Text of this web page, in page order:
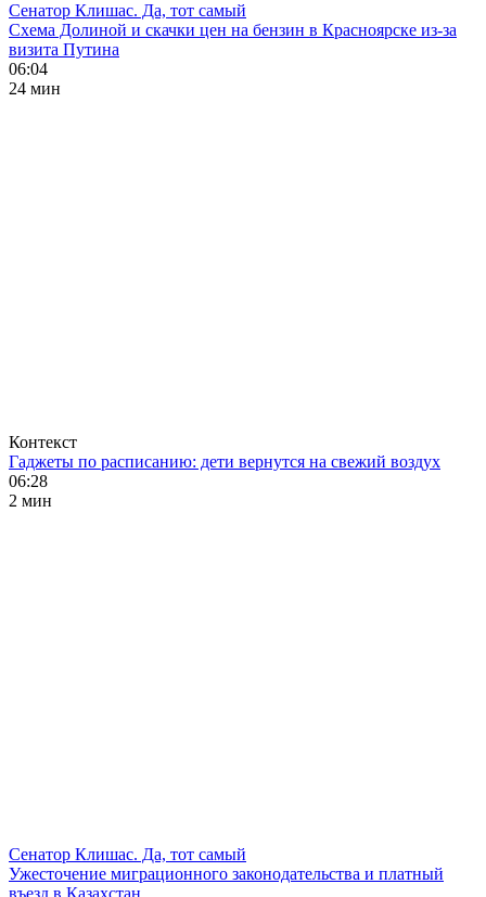
Сенатор Клишас. Да, тот самый
Схема Долиной и скачки цен на бензин в Красноярске из-за
визита Путина
06:04
24 мин
Контекст
Гаджеты по расписанию: дети вернутся на свежий воздух
06:28
2 мин
Сенатор Клишас. Да, тот самый
Ужесточение миграционного законодательства и платный
въезд в Казахстан